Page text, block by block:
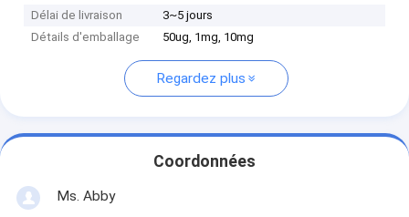
Délai de livraison
3~5 jours
Détails d'emballage
50ug, 1mg, 10mg
Regardez plus
Coordonnées
Ms. Abby